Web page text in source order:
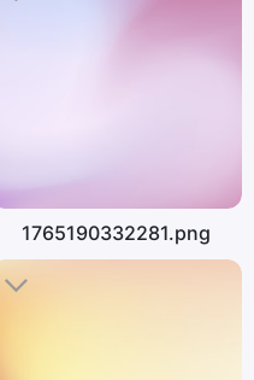
1765190332281.png